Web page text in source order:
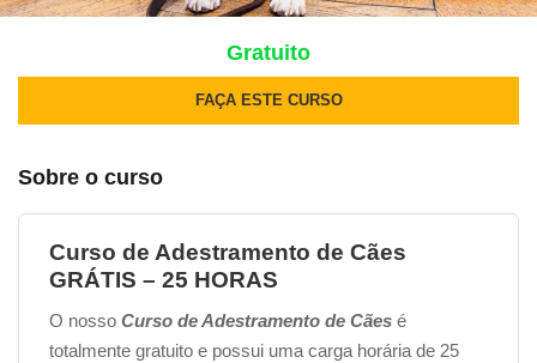
Gratuito
FAÇA ESTE CURSO
Sobre o curso
Curso de Adestramento de Cães
GRÁTIS – 25 HORAS
O nosso Curso de Adestramento de Cães é
totalmente gratuito e possui uma carga horária de 25